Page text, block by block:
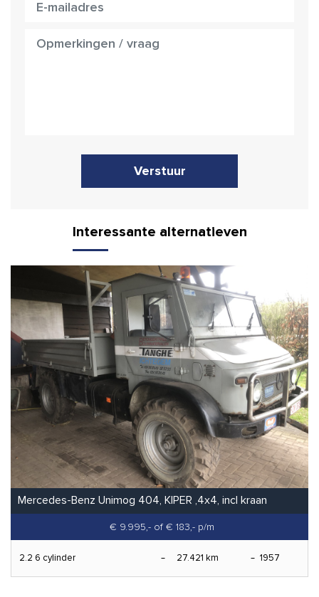
Verstuur
Interessante alternatieven
Mercedes-Benz Unimog 404, KIPER ,4x4, incl kraan
€ 9.995,- of € 183,- p/m
2.2 6 cylinder 27.421 km 1957